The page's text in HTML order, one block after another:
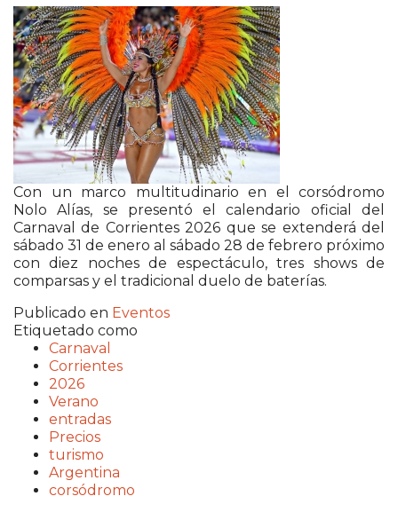
Con un marco multitudinario en el corsódromo
Nolo Alías, se presentó el calendario oficial del
Carnaval de Corrientes 2026 que se extenderá del
sábado 31 de enero al sábado 28 de febrero próximo
con diez noches de espectáculo, tres shows de
comparsas y el tradicional duelo de baterías.
Publicado en Eventos
Etiquetado como
Carnaval
Corrientes
2026
Verano
entradas
Precios
turismo
Argentina
corsódromo